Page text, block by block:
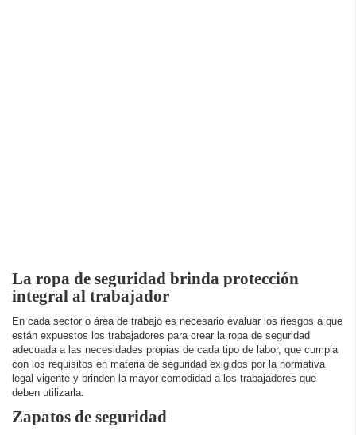
La ropa de seguridad brinda protección
integral al trabajador
En cada sector o área de trabajo es necesario evaluar los riesgos a que
están expuestos los trabajadores para crear la ropa de seguridad
adecuada a las necesidades propias de cada tipo de labor, que cumpla
con los requisitos en materia de seguridad exigidos por la normativa
legal vigente y brinden la mayor comodidad a los trabajadores que
deben utilizarla.
Zapatos de seguridad